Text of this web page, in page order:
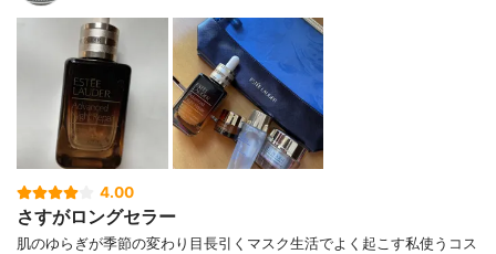
4.00
さすがロングセラー
肌のゆらぎが季節の変わり目長引くマスク生活でよく起こす私使うコス